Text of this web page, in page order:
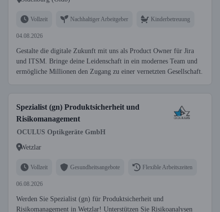
Vollzeit Nachhaltiger Arbeitgeber Kinderbetreuung
04.08.2026
Gestalte die digitale Zukunft mit uns als Product Owner für Jira
und ITSM. Bringe deine Leidenschaft in ein modernes Team und
ermögliche Millionen den Zugang zu einer vernetzten Gesellschaft.
Spezialist (gn) Produktsicherheit und
Risikomanagement
OCULUS Optikgeräte GmbH
Wetzlar
Vollzeit Gesundheitsangebote Flexible Arbeitszeiten
06.08.2026
Werden Sie Spezialist (gn) für Produktsicherheit und
Risikomanagement in Wetzlar! Unterstützen Sie Risikoanalysen